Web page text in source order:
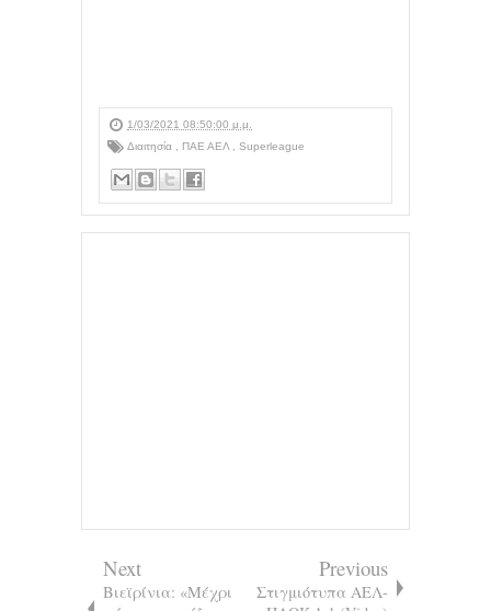
1/03/2021 08:50:00 μ.μ.
Διαιτησία
ΠΑΕ ΑΕΛ Superleague
Next
Βιεϊρίνια: «Μέχρι
Previous
Στιγμιότυπα ΑΕΛ-